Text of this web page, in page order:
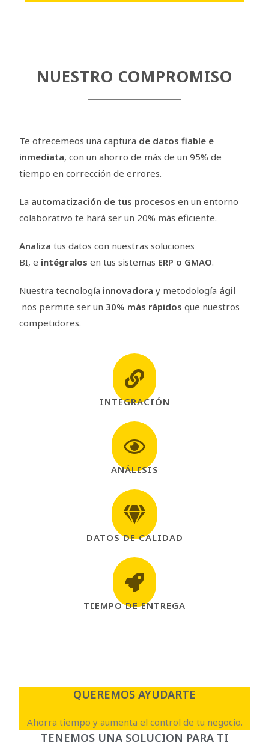
NUESTRO COMPROMISO
Te ofrecemeos una captura de datos fiable e
inmediata, con un ahorro de más de un 95% de
tiempo en corrección de errores.
La automatización de tus procesos en un entorno
colaborativo te hará ser un 20% más eficiente.
Analizatus datos con nuestras soluciones
BI,e intégralosen tus sistemas ERP o GMAO.
Nuestratecnología innovadoray metodología ágil
nos permite ser un30% más rápidosque nuestros
competidores.
INTEGRACIÓN
ANÁLISIS
DATOS DE CALIDAD
TIEMPO DE ENTREGA
QUEREMOS AYUDARTE
Ahorra tiempo y aumenta el control de tu negocio.
TENEMOS UNA SOLUCION PARA TI